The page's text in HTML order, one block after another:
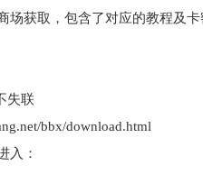
场获取，包含了对应的教程及卡
失联
bbx/download.html
入：